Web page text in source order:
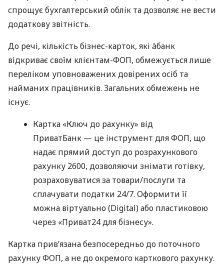
спрощує бухгалтерський облік та дозволяє не вести
додаткову звітність.
До речі, кількість бізнес-карток, які àбанк
відкриває своїм клієнтам-ФОП, обмежується лише
переліком уповноважених довірених осіб та
найманих працівників. Загальних обмежень не
існує.
Картка «Ключ до рахунку» від
ПриватБанк — це інструмент для ФОП, що
надає прямий доступ до розрахункового
рахунку 2600, дозволяючи знімати готівку,
розраховуватися за товари/послуги та
сплачувати податки 24/7. Оформити її
можна віртуально (Digital) або пластиковою
через «Приват24 для бізнесу».
Картка прив’язана безпосередньо до поточного
рахунку ФОП, а не до окремого карткового рахунку.